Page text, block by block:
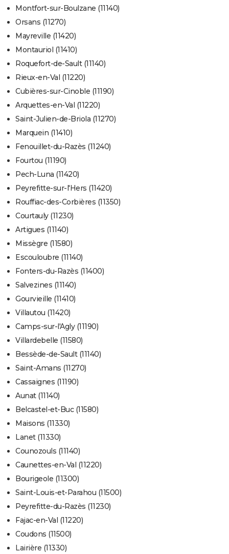
Montfort-sur-Boulzane (11140)
Orsans (11270)
Mayreville (11420)
Montauriol (11410)
Roquefort-de-Sault (11140)
Rieux-en-Val (11220)
Cubières-sur-Cinoble (11190)
Arquettes-en-Val (11220)
Saint-Julien-de-Briola (11270)
Marquein (11410)
Fenouillet-du-Razès (11240)
Fourtou (11190)
Pech-Luna (11420)
Peyrefitte-sur-l'Hers (11420)
Rouffiac-des-Corbières (11350)
Courtauly (11230)
Artigues (11140)
Missègre (11580)
Escouloubre (11140)
Fonters-du-Razès (11400)
Salvezines (11140)
Gourvieille (11410)
Villautou (11420)
Camps-sur-l'Agly (11190)
Villardebelle (11580)
Bessède-de-Sault (11140)
Saint-Amans (11270)
Cassaignes (11190)
Aunat (11140)
Belcastel-et-Buc (11580)
Maisons (11330)
Lanet (11330)
Counozouls (11140)
Caunettes-en-Val (11220)
Bourigeole (11300)
Saint-Louis-et-Parahou (11500)
Peyrefitte-du-Razès (11230)
Fajac-en-Val (11220)
Coudons (11500)
Lairière (11330)